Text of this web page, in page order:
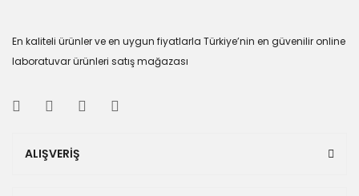
En kaliteli ürünler ve en uygun fiyatlarla Türkiye’nin en güvenilir online
laboratuvar ürünleri satış mağazası
ALIŞVERİŞ